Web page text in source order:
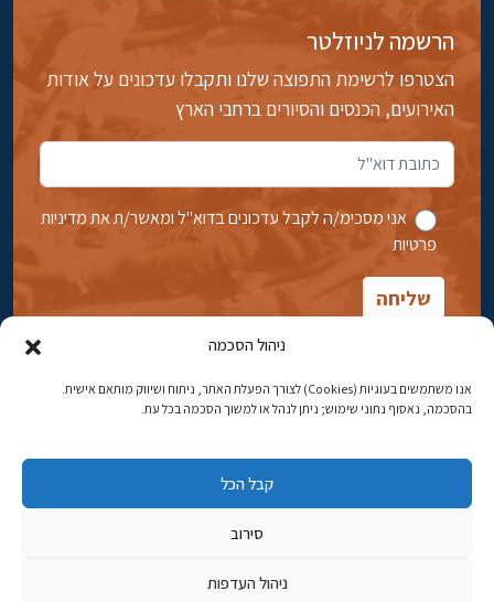
ניהול הסכמה
אנו משתמשים בעוגיות (Cookies) לצורך הפעלת האתר, ניתוח ושיווק מותאם אישית.
בהסכמה, נאסוף נתוני שימוש; ניתן לנהל או למשוך הסכמה בכל עת.
קבל הכל
סירוב
ניהול העדפות
הרשמה לניוזלטר
הצטרפו לרשימת התפוצה שלנו ותקבלו עדכונים על אודות
האירועים, הכנסים והסיורים ברחבי הארץ
אני מסכימ/ה לקבל עדכונים בדוא''ל ומאשר/ת את מדיניות
פרטיות
אבן גבירול 14, רחביה, ירושלים
טלפון:02-5398869
כתובת דוא"ל:najww2@ybz.org.il
© כל הזכויות שמורות ליד יצחק בן-צבי ירושלים